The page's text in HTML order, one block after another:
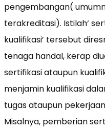
pengembangan(
terakreditasi). Istilah‘
kualifikasi’ tersebut
tenaga handal, kerap
sertifikasi ataupun
menjamin kualifikasi
tugas ataupun
Misalnya, pemberian